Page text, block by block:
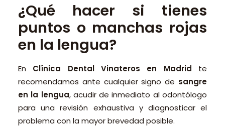
¿Qué hacer si tienes
puntos o manchas rojas
en la lengua?
En Clínica Dental Vinateros en Madrid te
recomendamos ante cualquier signo de sangre
en la lengua, acudir de inmediato al odontólogo
para una revisión exhaustiva y diagnosticar el
problema con la mayor brevedad posible.